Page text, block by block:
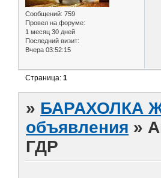
Сообщений: 759
Провел на форуме:
1 месяц 30 дней
Последний визит:
Вчера 03:52:15
Страница:1
» БАРАХОЛКА
объявления »
ГДР